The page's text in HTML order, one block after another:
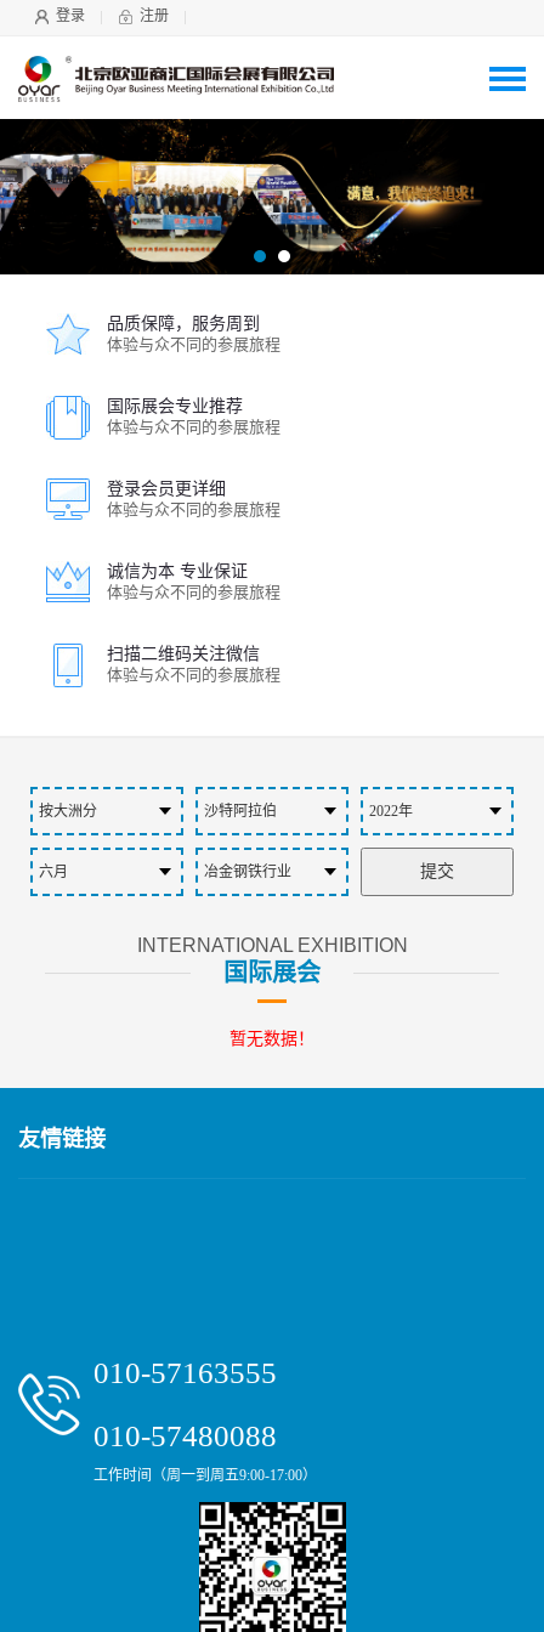
登录 注册
品质保障，服务周到
体验与众不同的参展旅程
国际展会专业推荐
体验与众不同的参展旅程
登录会员更详细
体验与众不同的参展旅程
诚信为本 专业保证
体验与众不同的参展旅程
扫描二维码关注微信
体验与众不同的参展旅程
INTERNATIONAL EXHIBITION
国际展会
暂无数据！
友情链接
010-57163555
010-57480088
工作时间（周一到周五9:00-17:00）